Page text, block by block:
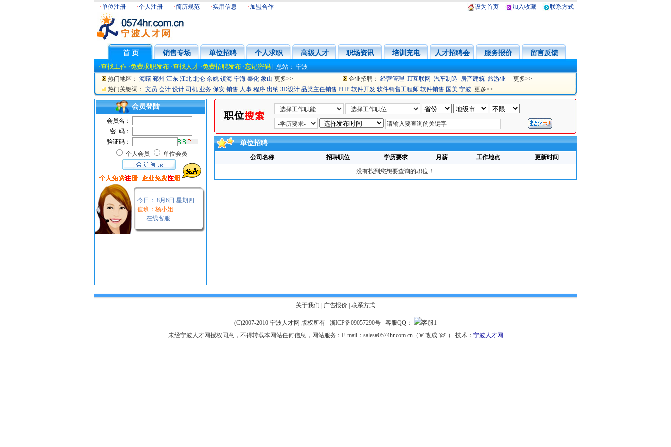
·单位注册 ·个人注册 ·简历规范 ·实用信息 ·加盟合作 设为首页 加入收藏 联系方式
首 页 销售专场 单位招聘 个人求职 高级人才 职场资讯 培训充电 人才招聘会 服务报价 留言反馈
·查找工作 ·免费求职发布 ·查找人才 ·免费招聘发布 ·忘记密码 | 总站： 宁波
热门地区： 海曙 鄞州 江东 江北 北仑 余姚 镇海 宁海 奉化 象山 更多>> 企业招聘： 经营管理 IT互联网 汽车制造 房产建筑 旅游业
更多>>
热门关键词： 文员 会计 设计 司机 业务 保安 销售 人事 程序 出纳 3D设计 品类主任销售 PHP 软件开发 软件销售工程师 软件销售 国美 宁波 更多>>
会员登陆
会员名：
密 码：
验证码：
个人会员
单位会员
今日： 8月6日 星期四
值班：杨小姐
在线客服
单位招聘
公司名称 招聘职位 学历要求 月薪 工作地点
更新时间
没有找到您想要查询的职位！
关于我们 广告报价 联系方式
(C)2007-2010 宁波人才网 版权所有 浙ICP备09057290号
客服QQ：
未经宁波人才网授权同意，不得转载本网站任何信息，网站服务：E-mail：sales#0574hr.com.cn（'#' 改成 '@' ） 技术： 宁波人才网